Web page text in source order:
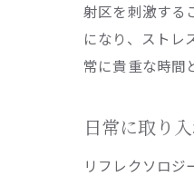
射区を刺激する
になり、ストレ
常に貴重な時間
日常に取り
リフレクソロジ